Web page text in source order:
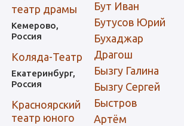
театр драмы
Кемерово,
Россия
Коляда-Театр
Екатеринбург,
Россия
Красноярский
театр юного
Бут Иван
Бутусов Юрий
Бухаджар
Драгош
Бызгу Галина
Бызгу Сергей
Быстров
Артём